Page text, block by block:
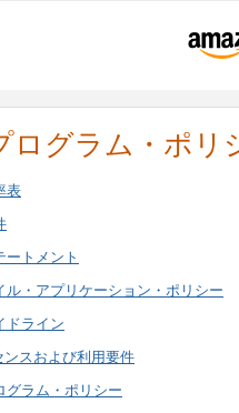
ログラム・ポリ
表
ートメント
・アプリケーション・ポリシー
ドライン
スおよび利用要件
グラム・ポリシー